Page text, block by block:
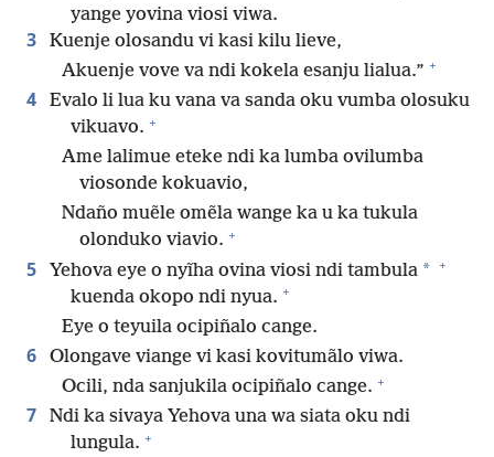
yange yovina viosi viwa.
3
Kuenje olosandu vi kasi kilu lieve,
Akuenje vove va ndi kokela esanju lialua.” +
4
Evalo li lua ku vana va sanda oku vumba olosuku
vikuavo. +
Ame lalimue eteke ndi ka lumba ovilumba
viosonde kokuavio,
Ndaño muẽle omẽla wange ka u ka tukula
olonduko viavio. +
5 Yehova eye o nyĩha ovina viosi ndi tambula * +
kuenda okopo ndi nyua. +
Eye o teyuila ocipiñalo cange.
6
Olongave viange vi kasi kovitumãlo viwa.
Ocili, nda sanjukila ocipiñalo cange. +
7
Ndi ka sivaya Yehova una wa siata oku ndi
lungula. +